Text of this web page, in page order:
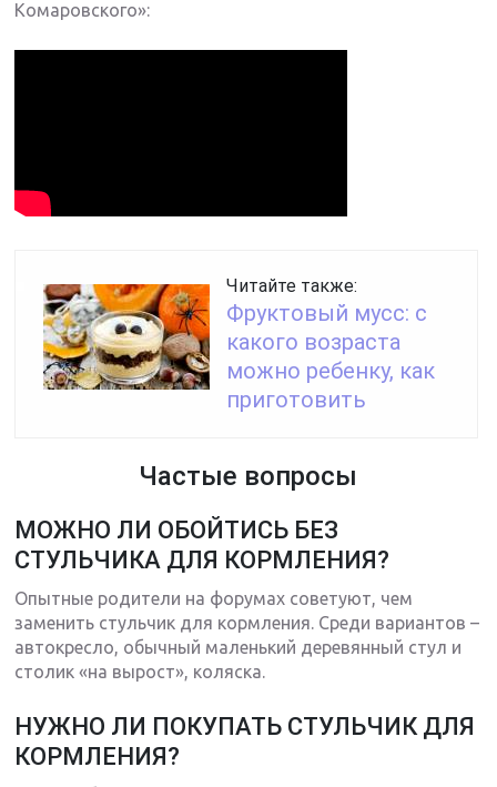
Комаровского»:
Читайте также:
Фруктовый мусс: с
какого возраста
можно ребенку, как
приготовить
Частые вопросы
МОЖНО ЛИ ОБОЙТИСЬ БЕЗ
СТУЛЬЧИКА ДЛЯ КОРМЛЕНИЯ?
Опытные родители на форумах советуют, чем
заменить стульчик для кормления. Среди вариантов –
автокресло, обычный маленький деревянный стул и
столик «на вырост», коляска.
НУЖНО ЛИ ПОКУПАТЬ СТУЛЬЧИК ДЛЯ
КОРМЛЕНИЯ?